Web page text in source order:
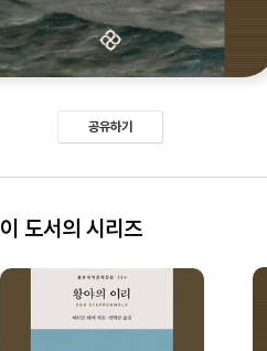
공유하기
이 도서의 시리즈